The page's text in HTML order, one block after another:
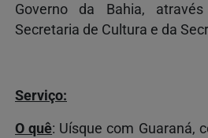
Governo da Bahia,
Secretaria de Cultura e da
Serviço:
O quê: Uísque com Guaraná,